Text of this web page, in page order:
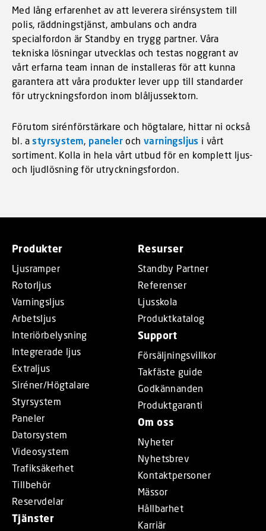
Med lång erfarenhet av att leverera sirénsystem till
polis, räddningstjänst, ambulans och andra
specialfordon är Standby en trygg partner. Våra
tekniska lösningar utvecklas och testas noggrant av
vårt erfarna team innan de installeras för att kunna
garantera att våra produkter lever upp till standarder
för utryckningsfordon inom blåljussektorn.
Förutom sirénförstärkare och högtalare, hittar ni också
bl. astyrsystem paneler ochvarningsljus i vårt
sortiment. Kolla in hela vårt utbud för en komplett ljus-
och ljudlösning för utryckningsfordon.
Produkter
Ljusramper
Rotorljus
Varningsljus
Arbetsljus
Interiörbelysning
Integrerade ljus
Extraljus
Siréner/Högtalare
Styrsystem
Paneler
Datorsystem
Videosystem
Trafiksäkerhet
Tillbehör
Reservdelar
Tjänster
Resurser
Standby Partner
Referenser
Ljusskola
Produktkatalog
Support
Försäljningsvillkor
Takfäste guide
Godkännanden
Produktgaranti
Om oss
Nyheter
Nyhetsbrev
Kontaktpersoner
Mässor
Hållbarhet
Karriär